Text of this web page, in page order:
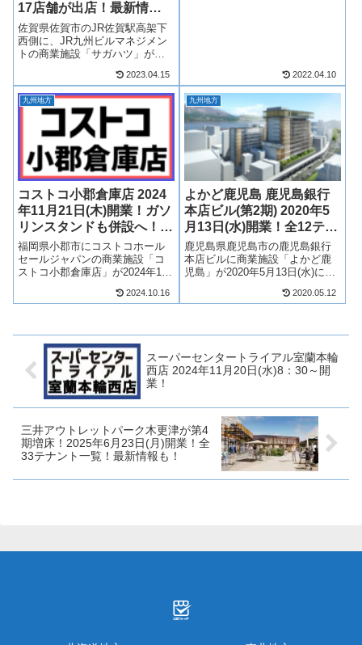
17店舗が出店！最新情報
も！
佐賀県佐賀市のJR佐賀駅高架下
西側に、JR九州ビルマネジメン
トの商業施設「サガハツ」が
ツには様々なジャンルのお店が
17店舗出店！佐賀駅高架下のリ
ニューアルによって誕生しま
す！そんな、サガハツについ
て、テ...
2023.04.15 2022.04.10
九州地方
コストコ小郡倉庫店 2024
年11月21日(木)開業！ガソ
リンスタンドも併設へ！最
新情報も！
福岡県小郡市にコストコホール
セールジャパンの商業施設「コ
ストコ小郡倉庫店」が2024年11
は「小郡倉庫店ガスステーショ
郡市に出店するコストコに...
2024.10.16
九州地方
よかど鹿児島 鹿児島銀行
本店ビル(第2期) 2020年5
月13日(水)開業！全12テナ
ント一覧！最新情報も！
鹿児島県鹿児島市の鹿児島銀行
本店ビルに商業施設「よかど鹿
児島」が2020年5月13日(水)に第
よかど鹿児島に続き、第2期開業
店や物販店など26店舗が出店...
2020.05.12
スーパーセンタートライアル室蘭本輪
西店 2024年11月20日(水)8：30～開
業！
三井アウトレットパーク木更津が第4
期増床！2025年6月23日(月)開業！全
33テナント一覧！最新情報も！